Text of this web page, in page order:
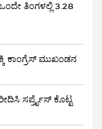
ತಿಂಗಳಲ್ಲಿ 3.28
ಕಾಂಗ್ರೆಸ್‌ ಮುಖಂಡನ
ಸರ್ಪ್ರೈಸ್ ಕೊಟ್ಟ